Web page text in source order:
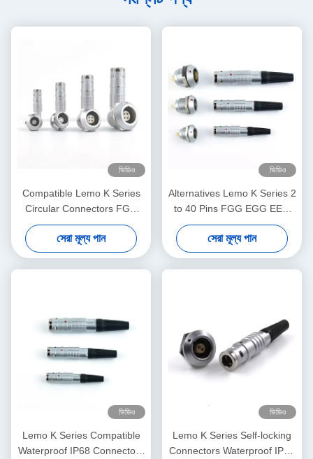
ভিডিও
Compatible Lemo K Series
Circular Connectors FGG
EEG EXG Push-Pull Self-
locking Socket Plug OEM
ODM Factory
সেরা মূল্য পান
ভিডিও
Alternatives Lemo K Series 2
to 40 Pins FGG EGG EEG
PHG Male Female Plug
Socket Aviation Connector
Factory
সেরা মূল্য পান
ভিডিও
Lemo K Series Compatible
Waterproof IP68 Connectors
ভিডিও
Lemo K Series Self-locking
Connectors Waterproof IP68